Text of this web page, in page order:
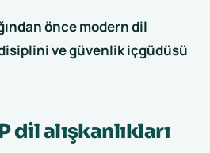
önce modern dil
ve güvenlik içgüdüsü
dil alışkanlıkları